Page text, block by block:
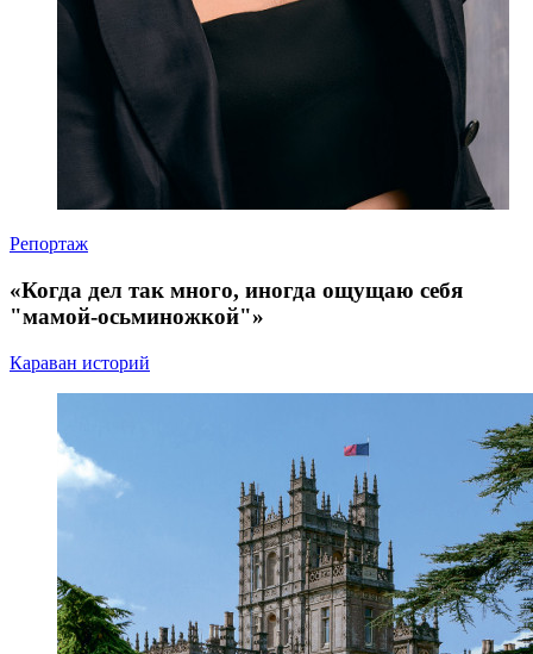
Репортаж
«Когда дел так много, иногда ощущаю себя
"мамой-осьминожкой"»
Караван историй